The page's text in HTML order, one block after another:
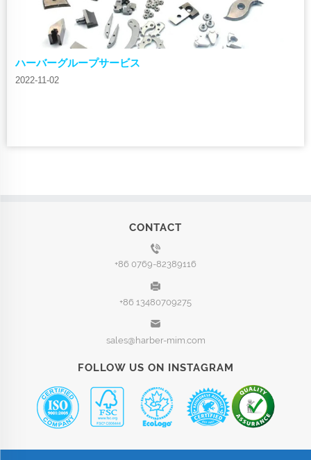
ハーバーグループサービス
2022-11-02
CONTACT
+86 0769-82389116
+86 13480709275
sales@harber-mim.com
FOLLOW US ON INSTAGRAM